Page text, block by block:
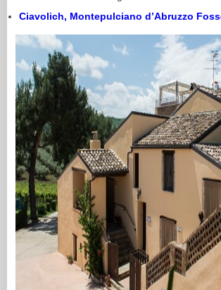
Ciavolich, Montepulciano d’Abruzzo